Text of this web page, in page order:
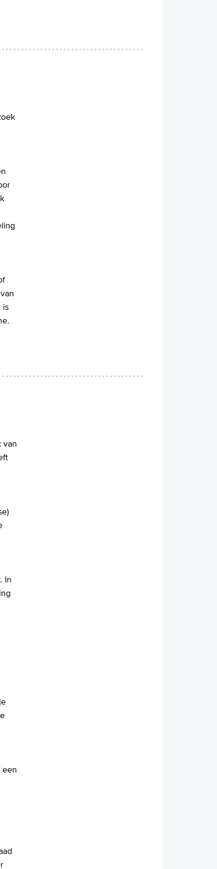
is
van
In